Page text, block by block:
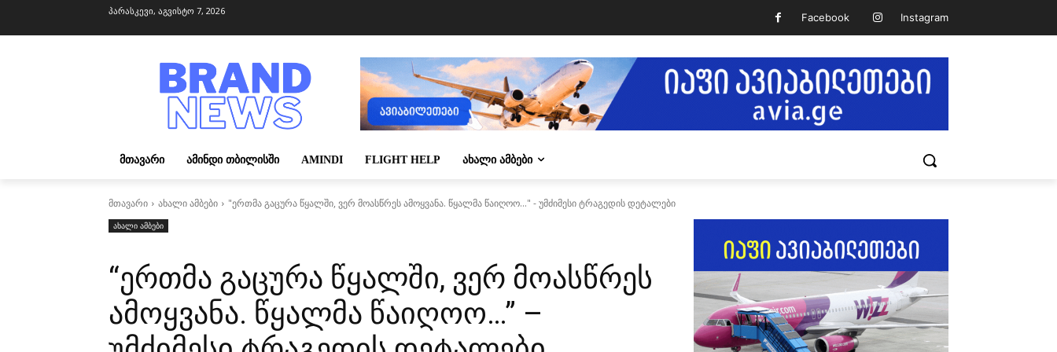
Facebook Instagram
პარასკევი, აგვისტო 7, 2026
ᲛᲗᲐᲕᲐᲠᲘ ᲐᲛᲘᲜᲓᲘ ᲗᲑᲘᲚᲘᲡᲨᲘ AMINDI FLIGHT HELP ᲐᲮᲐᲚᲘ ᲐᲛᲑᲔᲑᲘ
მთავარი ახალი ამბები "ერ­თმა გა­ცუ­რა წყალ­ში, ვერ მო­ას­წრეს ამოყ­ვა­ნა. წყალ­მა წა­ი­ღოო..." - უმძიმესი ტრაგედის დეტალები
ახალი ამბები
“ერ­თმა გა­ცუ­რა წყალ­ში, ვერ მო­ას­წრეს
ამოყ­ვა­ნა. წყალ­მა წა­ი­ღოო…” –